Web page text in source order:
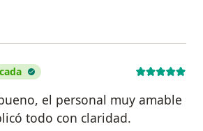
el personal muy amable
todo con claridad.